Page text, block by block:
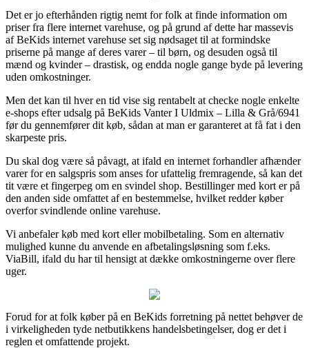
Det er jo efterhånden rigtig nemt for folk at finde information om
priser fra flere internet varehuse, og på grund af dette har massevis
af BeKids internet varehuse set sig nødsaget til at formindske
priserne på mange af deres varer – til børn, og desuden også til
mænd og kvinder – drastisk, og endda nogle gange byde på levering
uden omkostninger.
Men det kan til hver en tid vise sig rentabelt at checke nogle enkelte
e-shops efter udsalg på BeKids Vanter I Uldmix – Lilla & Grå/6941
før du gennemfører dit køb, sådan at man er garanteret at få fat i den
skarpeste pris.
Du skal dog være så påvagt, at ifald en internet forhandler afhænder
varer for en salgspris som anses for ufattelig fremragende, så kan det
tit være et fingerpeg om en svindel shop. Bestillinger med kort er på
den anden side omfattet af en bestemmelse, hvilket redder køber
overfor svindlende online varehuse.
Vi anbefaler køb med kort eller mobilbetaling. Som en alternativ
mulighed kunne du anvende en afbetalingsløsning som f.eks.
ViaBill, ifald du har til hensigt at dække omkostningerne over flere
uger.
Forud for at folk køber på en BeKids forretning på nettet behøver de
i virkeligheden tyde netbutikkens handelsbetingelser, dog er det i
reglen et omfattende projekt.